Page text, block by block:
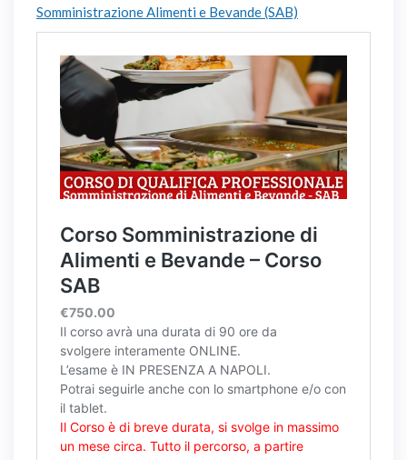
Somministrazione Alimenti e Bevande (SAB)